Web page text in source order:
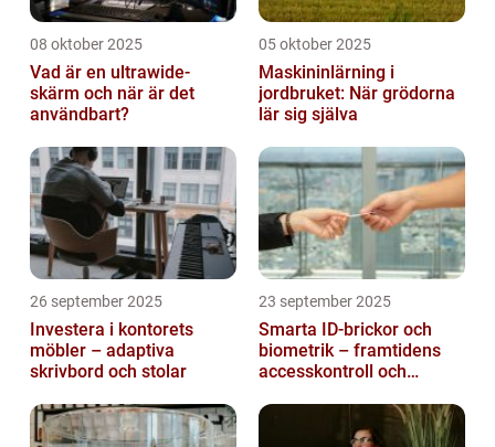
08 oktober 2025
Vad är en ultrawide-
skärm och när är det
användbart?
05 oktober 2025
Maskininlärning i
jordbruket: När grödorna
lär sig själva
26 september 2025
Investera i kontorets
möbler – adaptiva
skrivbord och stolar
23 september 2025
Smarta ID-brickor och
biometrik – framtidens
accesskontroll och